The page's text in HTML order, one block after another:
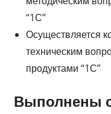
“1С”
Осуществляется
техническим
продуктами “1С”
Выполнены